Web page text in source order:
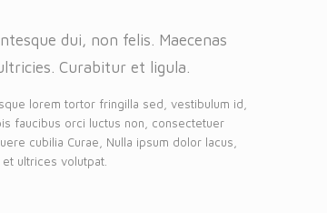
dui, non felis. Maecenas
Curabitur et ligula.
lorem tortor fringilla sed, vestibulum id,
faucibus orci luctus non, consectetuer
cubilia Curae, Nulla ipsum dolor lacus,
ultrices volutpat.